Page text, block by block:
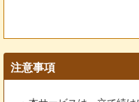
注意事項